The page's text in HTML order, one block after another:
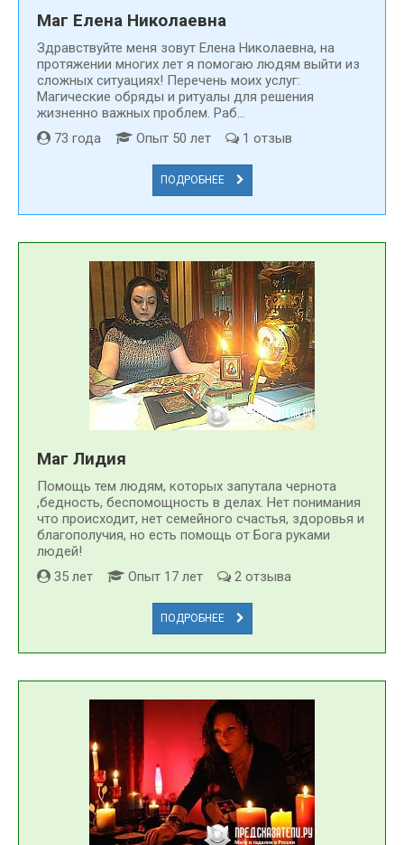
Маг Елена Николаевна
Здравствуйте меня зовут Елена Николаевна, на
протяжении многих лет я помогаю людям выйти из
сложных ситуациях! Перечень моих услуг:
Магические обряды и ритуалы для решения
жизненно важных проблем. Раб...
73 года
Опыт 50 лет 1 отзыв
ПОДРОБНЕЕ
Маг Лидия
Помощь тем людям, которых запутала чернота
,бедность, беспомощность в делах. Нет понимания
что происходит, нет семейного счастья, здоровья и
благополучия, но есть помощь от Бога руками
людей!
35 лет
Опыт 17 лет 2 отзыва
ПОДРОБНЕЕ